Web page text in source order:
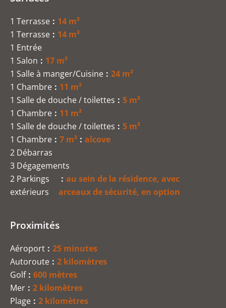
1 Terrasse
14 m²
1 Terrasse
14 m²
1 Entrée
1 Salon
17 m²
1 Salle à manger/Cuisine
24 m²
1 Chambre
11 m²
1 Salle de douche / toilettes
5 m²
1 Chambre
11 m²
1 Salle de douche / toilettes
5 m²
1 Chambre
7 m²
alcove
2 Débarras
3 Dégagements
2 Parkings
extérieurs
au sein de la résidence, avec
arceaux de sécurité, en option
Proximités
Aéroport
25 minutes
Autoroute
2 kilomètres
Golf
600 mètres
Mer
2 kilomètres
Plage
2 kilomètres